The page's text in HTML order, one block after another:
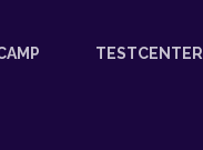
TESTCENTER